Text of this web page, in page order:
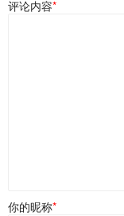
评论内容*
你的昵称*